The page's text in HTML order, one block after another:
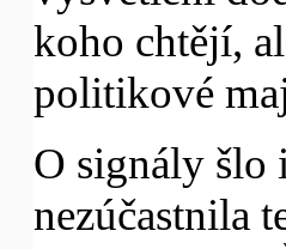
koho chtějí,
politikové
O signály šlo
nezúčastnila